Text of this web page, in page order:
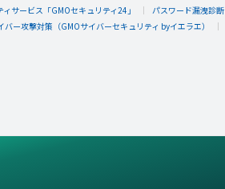
サービス「GMOセキュリティ24」 パスワード漏洩診断
バー攻撃対策（GMOサイバーセキュリティ byイエラエ）